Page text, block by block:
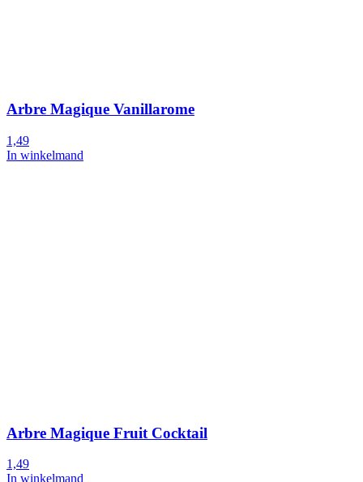
Arbre Magique Vanillarome
1,49
In winkelmand
Arbre Magique Fruit Cocktail
1,49
In winkelmand